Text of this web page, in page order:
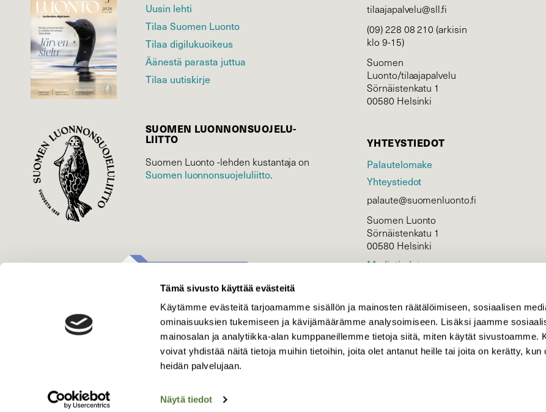
Tämä sivusto käyttää evästeitä
Käytämme evästeitä tarjoamamme sisällön ja mainosten räätälöimiseen, sosiaalisen
ominaisuuksien tukemiseen ja kävijämäärämme analysoimiseen. Lisäksi jaamme
mainosalan ja analytiikka-alan kumppaneillemme tietoja siitä, miten käytät sivustoamme.
voivat yhdistää näitä tietoja muihin tietoihin, joita olet antanut heille tai joita on kerätty, kun
heidän palvelujaan.
Näytä tiedot
Uusin lehti
Tilaa Suomen Luonto
Tilaa digilukuoikeus
Äänestä parasta juttua
Tilaa uutiskirje
SUOMEN LUONNON­SUOJELU­
LIITTO
Suomen Luonto -lehden kustantaja on
Suomen luonnonsuojelu­liitto.
tilaajapalvelu@sll.fi
(09) 228 08 210 (arkisin
klo 9-15)
Suomen
Luonto/tilaajapalvelu
Sörnäistenkatu 1
00580 Helsinki
YHTEYSTIEDOT
Palautelomake
Yhteystiedot
palaute@suomenluonto.fi
Suomen Luonto
Sörnäistenkatu 1
00580 Helsinki
Mediatiedot
KIRJAUDU